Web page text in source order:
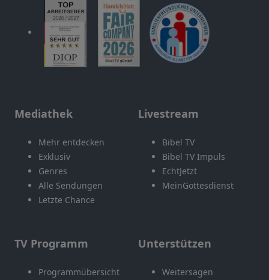
Mediathek
Mehr entdecken
Exklusiv
Genres
Alle Sendungen
Letzte Chance
Livestream
Bibel TV
Bibel TV Impuls
EchtJetzt
MeinGottesdienst
TV Programm
Programmübersicht
Unterstützen
Weitersagen